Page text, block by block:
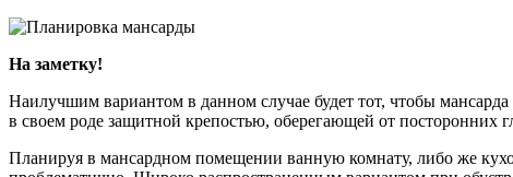
На заметку!
Наилучшим вариантом в данном случае будет тот, чтобы
в своем роде защитной крепостью, оберегающей от посторонних
Планируя в мансардном помещении ванную комнату, либо же